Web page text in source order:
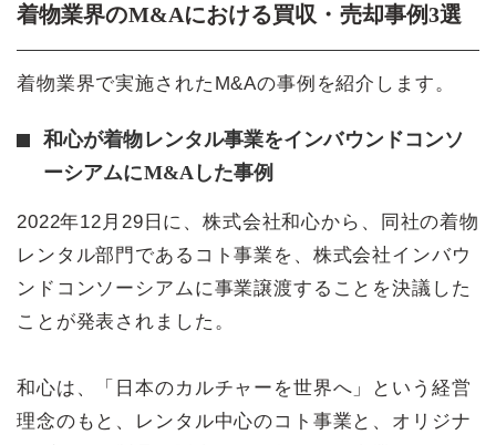
着物業界のM&Aにおける買収・売却事例3選
着物業界で実施されたM&Aの事例を紹介します。
和心が着物レンタル事業をインバウンドコンソ
ーシアムにM&Aした事例
2022年12月29日に、株式会社和心から、同社の着物
レンタル部門であるコト事業を、株式会社インバウ
ンドコンソーシアムに事業譲渡することを決議した
ことが発表されました。
和心は、「日本のカルチャーを世界へ」という経営
理念のもと、レンタル中心のコト事業と、オリジナ